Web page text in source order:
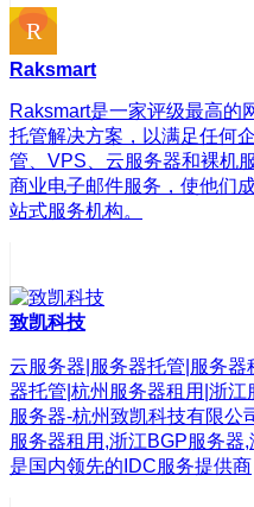
Raksmart
Raksmart是一家评级最高的
托管解决方案，以满足任何
管、VPS、云服务器和裸机
商业电子邮件服务，使他们
站式服务机构。
致凯科技
云服务器|服务器托管|服务
器托管|杭州服务器租用|浙
服务器-杭州致凯科技有限公
服务器租用,浙江BGP服务器
是国内领先的IDC服务提供商